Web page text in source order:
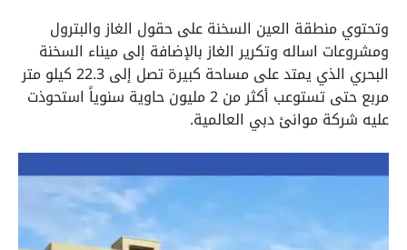
وتحتوي منطقة العين السخنة على حقول الغاز والبترول
ومشروعات اساله وتكرير الغاز بالإضافة إلى ميناء السخنة
البحري الذي يمتد على مساحة كبيرة تصل إلى 22.3 كيلو متر
مربع حتى تستوعب أكثر من 2 مليون حاوية سنوياً استحوذت
عليه شركة موانئ دبي العالمية.